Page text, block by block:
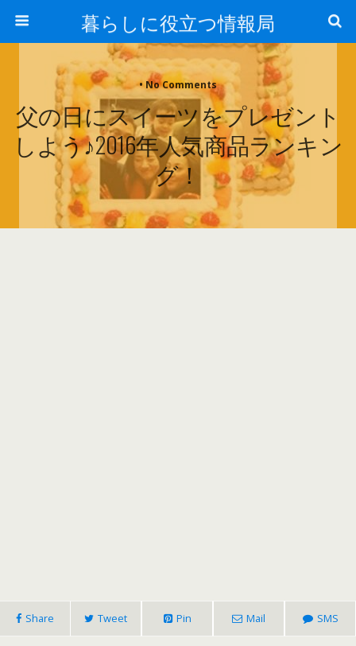
暮らしに役立つ情報局
• No Comments
父の日にスイーツをプレゼント
しよう♪2016年人気商品ランキン
グ！
Share Tweet Pin Mail SMS